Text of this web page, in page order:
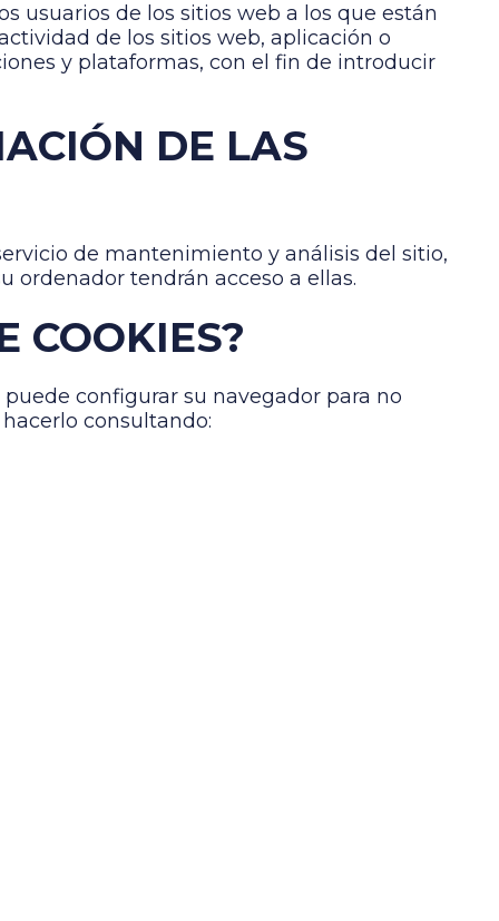
usuarios de los sitios web a los que están
de los sitios web, aplicación o
y plataformas, con el fin de introducir
DE LAS
de mantenimiento y análisis del sitio,
ordenador tendrán acceso a ellas.
COOKIES?
configurar su navegador para no
consultando: